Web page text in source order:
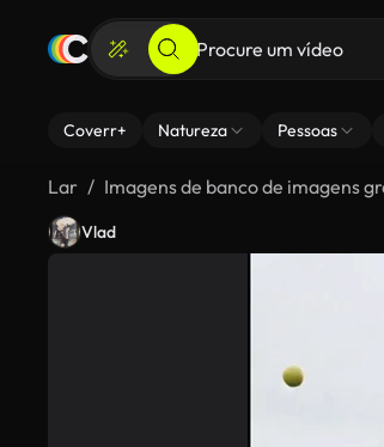
Coverr+ Natureza Pessoas
Lar Imagens de banco de imagens
Vlad